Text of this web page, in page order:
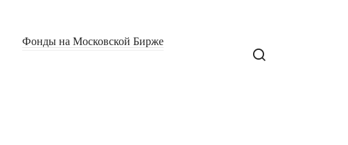
Фонды на Московской Бирже